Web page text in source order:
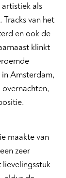
als
van het
en ook de
klinkt
Amsterdam,
maakte van
zeer
lievelingsstuk